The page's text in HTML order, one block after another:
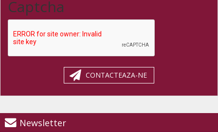
Captcha
CONTACTEAZA-NE
Newsletter